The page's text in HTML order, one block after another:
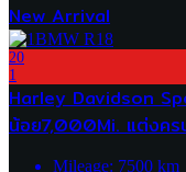
New Arrival
20
1
Harley Davidson
น้อย7,000Mi. แต่งคร
Mileage: 7500 km